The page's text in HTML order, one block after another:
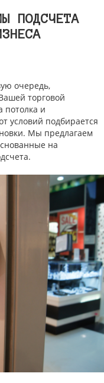
ПОДСЧЕТА
очередь,
торговой
потолка и
условий подбирается
Мы предлагаем
на